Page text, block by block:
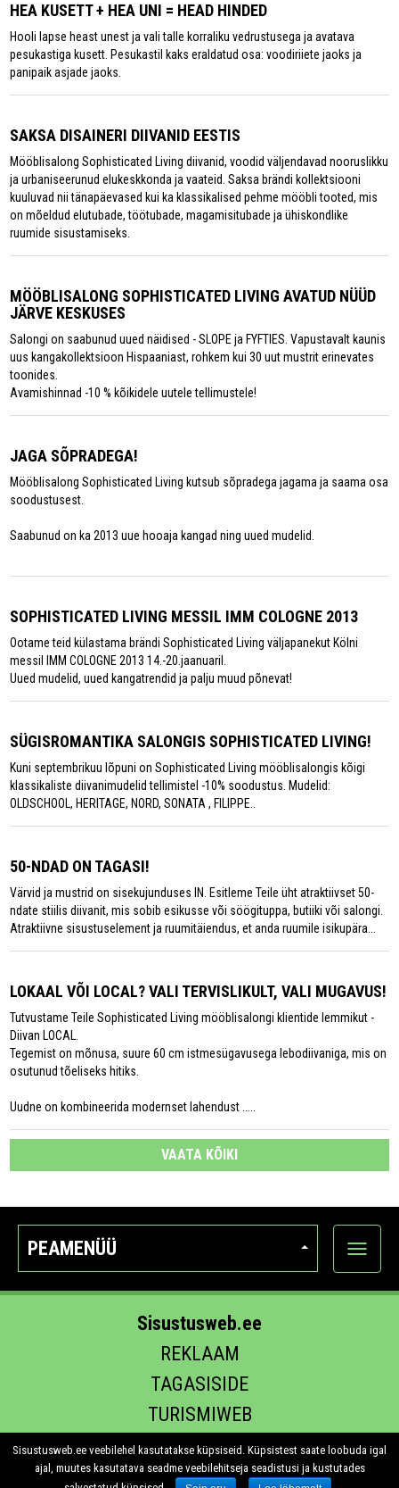
HEA KUSETT + HEA UNI = HEAD HINDED
Hooli lapse heast unest ja vali talle korraliku vedrustusega ja avatava
pesukastiga kusett. Pesukastil kaks eraldatud osa: voodiriiete jaoks ja
panipaik asjade jaoks.
SAKSA DISAINERI DIIVANID EESTIS
Mööblisalong Sophisticated Living diivanid, voodid väljendavad nooruslikku
ja urbaniseerunud elukeskkonda ja vaateid. Saksa brändi kollektsiooni
kuuluvad nii tänapäevased kui ka klassikalised pehme mööbli tooted, mis
on mõeldud elutubade, töötubade, magamisitubade ja ühiskondlike
ruumide sisustamiseks.
MÖÖBLISALONG SOPHISTICATED LIVING AVATUD NÜÜD
JÄRVE KESKUSES
Salongi on saabunud uued näidised - SLOPE ja FYFTIES. Vapustavalt kaunis
uus kangakollektsioon Hispaaniast, rohkem kui 30 uut mustrit erinevates
toonides.
Avamishinnad -10 % kõikidele uutele tellimustele!
JAGA SÕPRADEGA!
Mööblisalong Sophisticated Living kutsub sõpradega jagama ja saama osa
soodustusest.
Saabunud on ka 2013 uue hooaja kangad ning uued mudelid.
SOPHISTICATED LIVING MESSIL IMM COLOGNE 2013
Ootame teid külastama brändi Sophisticated Living väljapanekut Kölni
messil IMM COLOGNE 2013 14.-20.jaanuaril.
Uued mudelid, uued kangatrendid ja palju muud põnevat!
SÜGISROMANTIKA SALONGIS SOPHISTICATED LIVING!
Kuni septembrikuu lõpuni on Sophisticated Living mööblisalongis kõigi
klassikaliste diivanimudelid tellimistel -10% soodustus. Mudelid:
OLDSCHOOL, HERITAGE, NORD, SONATA , FILIPPE..
50-NDAD ON TAGASI!
Värvid ja mustrid on sisekujunduses IN. Esitleme Teile üht atraktiivset 50-
ndate stiilis diivanit, mis sobib esikusse või söögituppa, butiiki või salongi.
Atraktiivne sisustuselement ja ruumitäiendus, et anda ruumile isikupära...
LOKAAL VÕI LOCAL? VALI TERVISLIKULT, VALI MUGAVUS!
Tutvustame Teile Sophisticated Living mööblisalongi klientide lemmikut -
Diivan LOCAL.
Tegemist on mõnusa, suure 60 cm istmesügavusega lebodiivaniga, mis on
osutunud tõeliseks hitiks.
Uudne on kombineerida modernset lahendust .....
VAATA KÕIKI
PEAMENÜÜ
Ava
Sisustusweb.ee
REKLAAM
TAGASISIDE
TURISMIWEB
EHITUS.EE
Sisustusweb.ee veebilehel kasutatakse küpsiseid. Küpsistest saate loobuda igal
ajal, muutes kasutatava seadme veebilehitseja seadistusi ja kustutades